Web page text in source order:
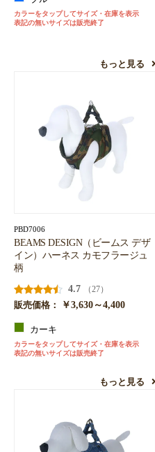
カラーをタップしてサイズ・在庫を表示
表記の無いサイズは販売終了
もっと見る
PBD7006
BEAMS DESIGN（ビームス デザ
イン）ハーネス カモフラージュ
柄
4.7
（27）
販売価格：
￥3,630～4,400
カーキ
カラーをタップしてサイズ・在庫を表示
表記の無いサイズは販売終了
もっと見る